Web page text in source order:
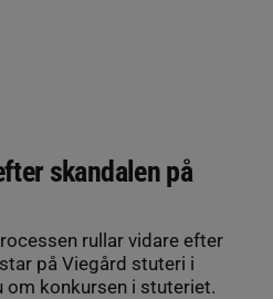
skandalen på
rullar vidare efter
på Viegård stuteri i
om konkursen i stuteriet.